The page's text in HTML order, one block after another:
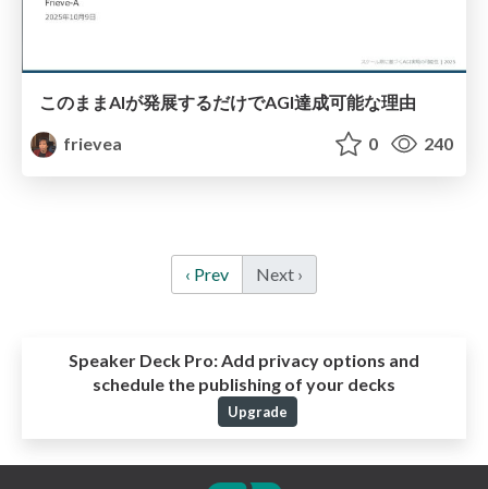
このままAIが発展するだけでAGI達成可能な理由
frievea
0 240
‹ Prev Next ›
Speaker Deck Pro:Add privacy options and
schedule the publishing of your decks
Upgrade